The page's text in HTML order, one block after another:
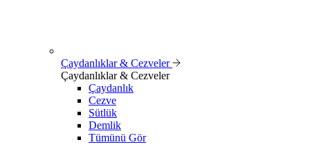
Çaydanlıklar & Cezveler
Çaydanlıklar & Cezveler
Çaydanlık
Cezve
Sütlük
Demlik
Tümünü Gör